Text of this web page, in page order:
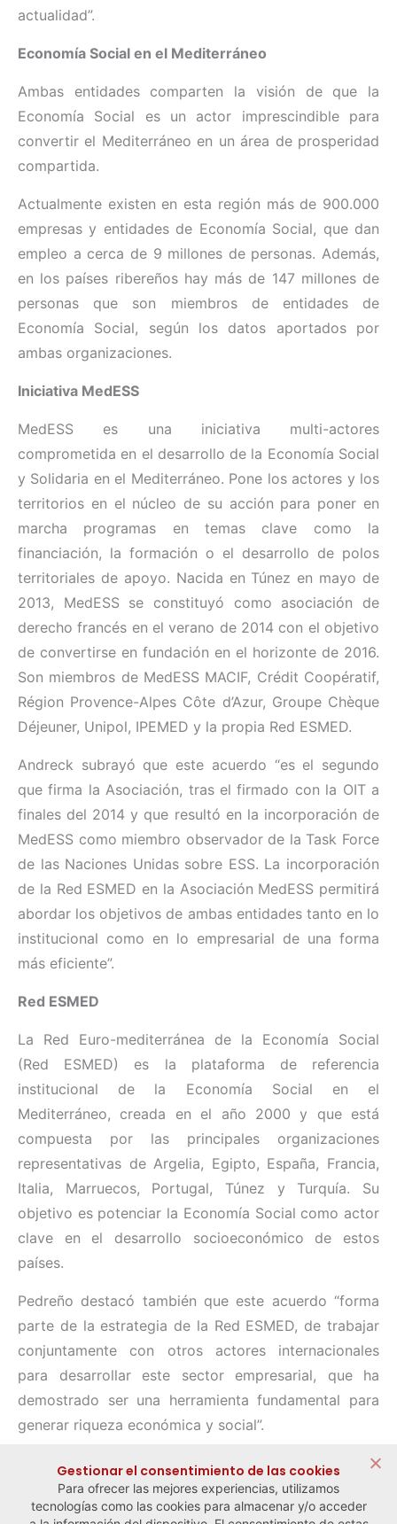
actualidad”.
Economía Social en el Mediterráneo
Ambas entidades comparten la visión de que la
Economía Social es un actor imprescindible para
convertir el Mediterráneo en un área de prosperidad
compartida.
Actualmente existen en esta región más de 900.000
empresas y entidades de Economía Social, que dan
empleo a cerca de 9 millones de personas. Además,
en los países ribereños hay más de 147 millones de
personas que son miembros de entidades de
Economía Social, según los datos aportados por
ambas organizaciones.
Iniciativa MedESS
MedESS es una iniciativa multi-actores
comprometida en el desarrollo de la Economía Social
y Solidaria en el Mediterráneo. Pone los actores y los
territorios en el núcleo de su acción para poner en
marcha programas en temas clave como la
financiación, la formación o el desarrollo de polos
territoriales de apoyo. Nacida en Túnez en mayo de
2013, MedESS se constituyó como asociación de
derecho francés en el verano de 2014 con el objetivo
de convertirse en fundación en el horizonte de 2016.
Son miembros de MedESS MACIF, Crédit Coopératif,
Région Provence-Alpes Côte d’Azur, Groupe Chèque
Déjeuner, Unipol, IPEMED y la propia Red ESMED.
Andreck subrayó que este acuerdo “es el segundo
que firma la Asociación, tras el firmado con la OIT a
finales del 2014 y que resultó en la incorporación de
MedESS como miembro observador de la Task Force
de las Naciones Unidas sobre ESS. La incorporación
de la Red ESMED en la Asociación MedESS permitirá
abordar los objetivos de ambas entidades tanto en lo
institucional como en lo empresarial de una forma
más eficiente”.
Red ESMED
La Red Euro-mediterránea de la Economía Social
(Red ESMED) es la plataforma de referencia
institucional de la Economía Social en el
Mediterráneo, creada en el año 2000 y que está
compuesta por las principales organizaciones
representativas de Argelia, Egipto, España, Francia,
Italia, Marruecos, Portugal, Túnez y Turquía. Su
objetivo es potenciar la Economía Social como actor
clave en el desarrollo socioeconómico de estos
países.
Pedreño destacó también que este acuerdo “forma
parte de la estrategia de la Red ESMED, de trabajar
conjuntamente con otros actores internacionales
para desarrollar este sector empresarial, que ha
demostrado ser una herramienta fundamental para
generar riqueza económica y social”.
Gestionar el consentimiento de las cookies
Para ofrecer las mejores experiencias, utilizamos
tecnologías como las cookies para almacenar y/o acceder